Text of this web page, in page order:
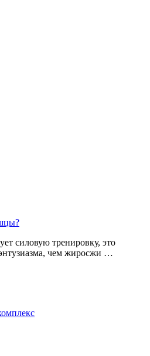
силовую тренировку, это
чем жиросжи …